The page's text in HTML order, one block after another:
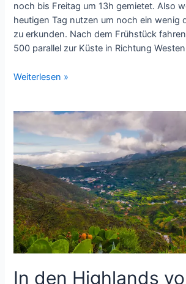
noch bis Freitag um 13h gemietet. Also
heutigen Tag nutzen um noch ein wenig
zu erkunden. Nach dem Frühstück
500 parallel zur Küste in Richtung
Mit
nach
Puerto
Mogan
Weiterlesen »
In den Highlands